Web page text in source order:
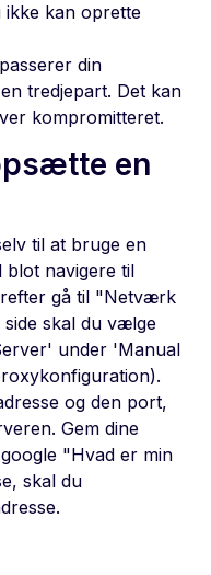
ikke kan oprette
din
tredjepart. Det kan
kompromitteret.
en
til at bruge en
blot navigere til
gå til "Netværk
skal du vælge
under 'Manual
og den port,
Gem dine
"Hvad er min
skal du